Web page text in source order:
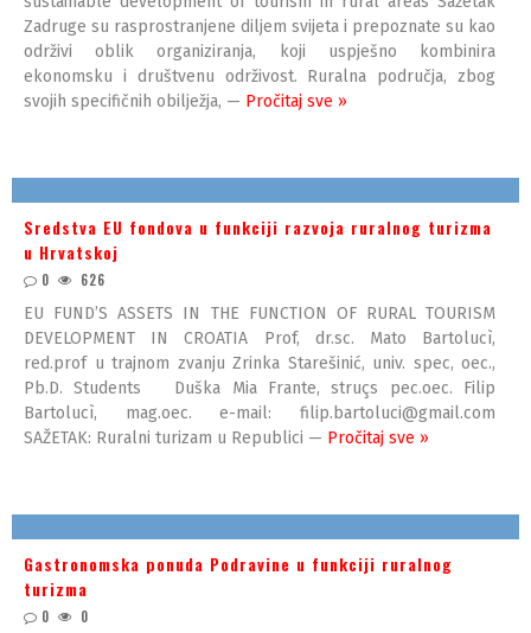
Zadruge su rasprostranjene diljem svijeta i prepoznate su kao
održivi oblik organiziranja, koji uspješno kombinira
ekonomsku i društvenu održivost. Ruralna područja, zbog
svojih specifičnih obilježja, — Pročitaj sve »
Sredstva EU fondova u funkciji razvoja ruralnog turizma
u Hrvatskoj
0 626
EU FUND’S ASSETS IN THE FUNCTION OF RURAL TOURISM
DEVELOPMENT IN CROATIA Prof, dr.sc. Mato Bartolucì,
red.prof u trajnom zvanju Zrinka Starešinić, univ. spec, oec.,
Pb.D. Students Duška Mia Frante, struçs pec.oec. Filip
Bartolucì, mag.oec. e-mail: filip.bartoluci@gmail.com
SAŽETAK: Ruralni turizam u Republici — Pročitaj sve »
Gastronomska ponuda Podravine u funkciji ruralnog
turizma
0 0